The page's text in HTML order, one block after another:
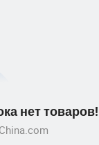
нет товаров!